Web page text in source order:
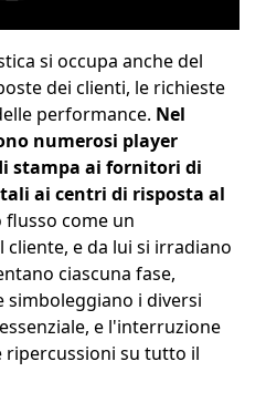
si occupa anche del
dei clienti, le richieste
performance. Nel
numerosi player
stampa ai fornitori di
ai centri di risposta al
come un
e da lui si irradiano
ciascuna fase,
i diversi
e l'interruzione
ripercussioni su tutto il